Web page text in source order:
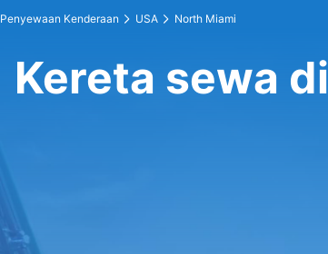
Penyewaan Kenderaan USA North Miami
Kereta sewa